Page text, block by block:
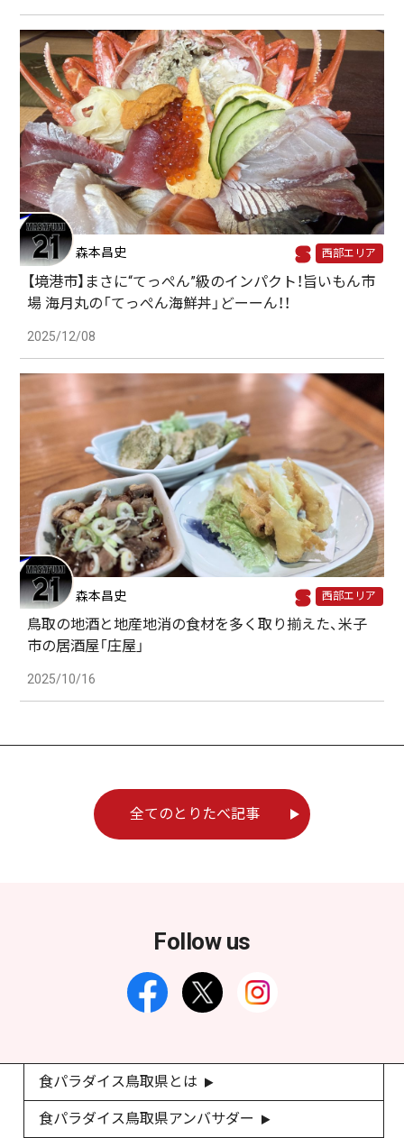
森本昌史 西部エリア
【境港市】まさに“てっぺん”級のインパクト！旨いもん市
場 海月丸の「てっぺん海鮮丼」どーーん！！
2025/12/08
森本昌史 西部エリア
鳥取の地酒と地産地消の食材を多く取り揃えた、米子
市の居酒屋「庄屋」
2025/10/16
全てのとりたべ記事
Follow us
食パラダイス鳥取県とは
食パラダイス鳥取県アンバサダー